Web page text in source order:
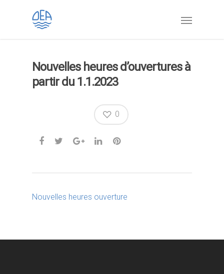
Nouvelles heures d’ouvertures à
partir du 1.1.2023
0
Nouvelles heures ouverture